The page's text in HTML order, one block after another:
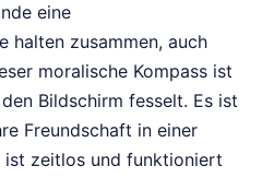
eine
halten zusammen, auch
moralische Kompass ist
Bildschirm fesselt. Es ist
Freundschaft in einer
ist zeitlos und funktioniert